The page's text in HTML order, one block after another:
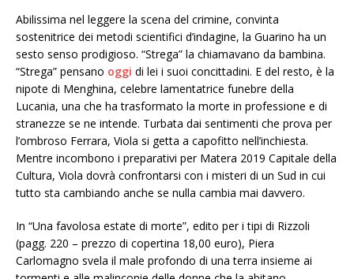
Abilissima nel leggere la scena del crimine, convinta
sostenitrice dei metodi scientifici d’indagine, la Guarino ha un
sesto senso prodigioso. “Strega” la chiamavano da bambina.
“Strega” pensano oggi di lei i suoi concittadini. E del resto, è la
nipote di Menghina, celebre lamentatrice funebre della
Lucania, una che ha trasformato la morte in professione e di
stranezze se ne intende. Turbata dai sentimenti che prova per
l’ombroso Ferrara, Viola si getta a capofitto nell’inchiesta.
Mentre incombono i preparativi per Matera 2019 Capitale della
Cultura, Viola dovrà confrontarsi con i misteri di un Sud in cui
tutto sta cambiando anche se nulla cambia mai davvero.
In “Una favolosa estate di morte”, edito per i tipi di Rizzoli
(pagg. 220 – prezzo di copertina 18,00 euro), Piera
Carlomagno svela il male profondo di una terra insieme ai